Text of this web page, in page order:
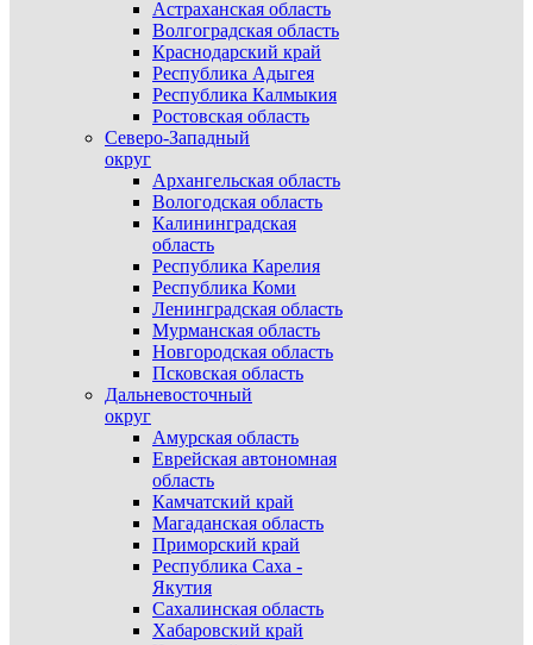
Астраханская область
Волгоградская область
Краснодарский край
Республика Адыгея
Республика Калмыкия
Ростовская область
Северо-Западный
округ
Архангельская область
Вологодская область
Калининградская
область
Республика Карелия
Республика Коми
Ленинградская область
Мурманская область
Новгородская область
Псковская область
Дальневосточный
округ
Амурская область
Еврейская автономная
область
Камчатский край
Магаданская область
Приморский край
Республика Саха -
Якутия
Сахалинская область
Хабаровский край